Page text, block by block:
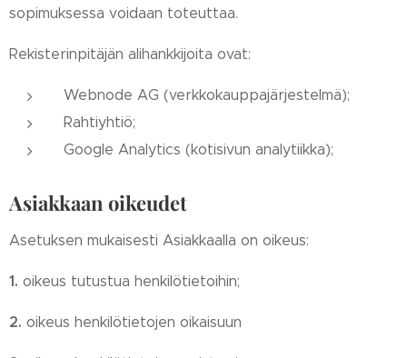
sopimuksessa voidaan toteuttaa.
Rekisterinpitäjän alihankkijoita ovat:
Webnode AG (verkkokauppajärjestelmä);
Rahtiyhtiö;
Google Analytics (kotisivun analytiikka);
Asiakkaan oikeudet
Asetuksen mukaisesti Asiakkaalla on oikeus:
1. oikeus tutustua henkilötietoihin;
2. oikeus henkilötietojen oikaisuun